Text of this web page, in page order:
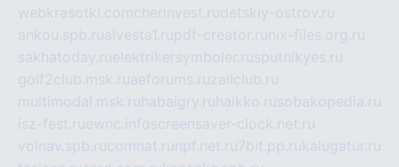
webkrasotki.comcherinvest.rudetskiy-ostrov.ru
ankou.spb.rualvesta1.rupdf-creator.ru nix-files.org.ru
sakhatoday.ruelektrikersymboler.rusputnikyes.ru
golf2club.msk.ruaeforums.ruzallclub.ru
multimodal.msk.ru habaigry.ru haikko.rusobakopedia.ru
isz-fest.ruewnc.infoscreensaver-clock.net.ru
volnav.spb.rucomnat.ru npf.net.ru7bit.pp.rukalugatur.ru